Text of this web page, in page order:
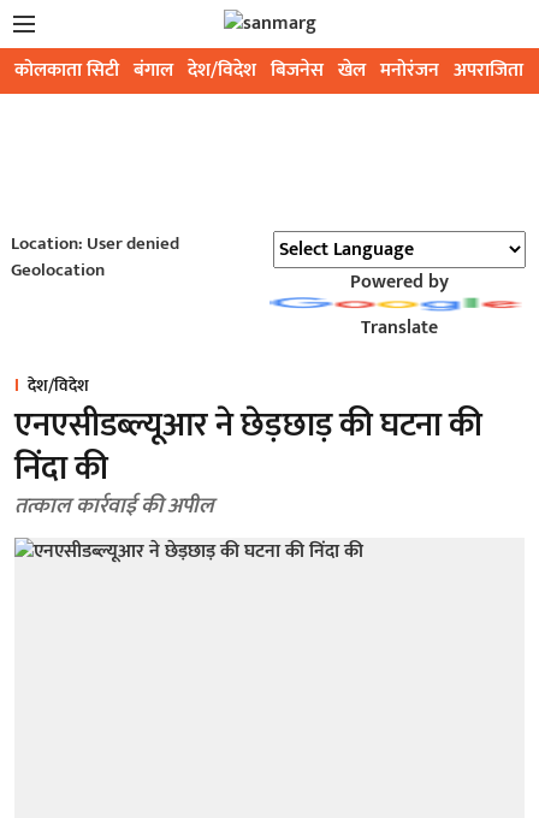
कोलकाता सिटी बंगाल देश/विदेश बिजनेस खेल मनोरंजन अपराजिता
Location: User denied
Geolocation
Powered by
Translate
देश/विदेश
एनएसीडब्ल्यूआर ने छेड़छाड़ की घटना की
निंदा की
तत्काल कार्रवाई की अपील